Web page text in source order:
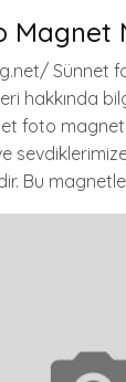
Magnet
Sünnet
hakkında
foto
Bu